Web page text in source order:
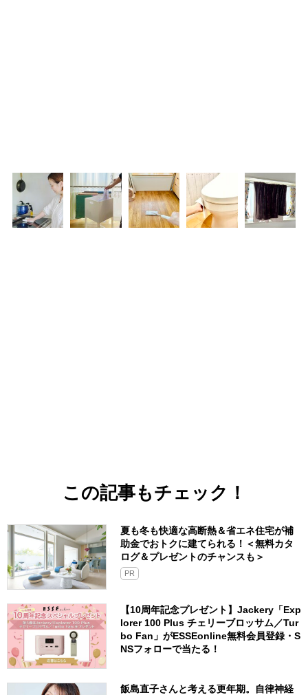
この記事もチェック！
夏も冬も快適な高断熱＆省エネ住宅が補
助金でおトクに建てられる！＜無料カタ
ログ＆プレゼントのチャンスも＞
PR
【10周年記念プレゼント】Jackery「Exp
lorer 100 Plus チェリーブロッサム／Tur
bo Fan」がESSEonline無料会員登録・S
NSフォローで当たる！
飯島直子さんと考える更年期。自律神経